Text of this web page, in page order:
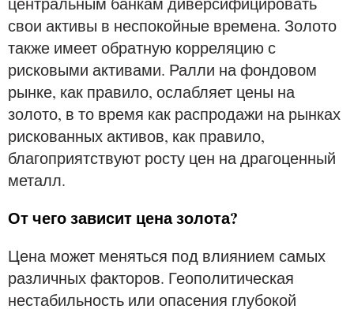
свои активы в неспокойные времена. Золото
также имеет обратную корреляцию с
рисковыми активами. Ралли на фондовом
рынке, как правило, ослабляет цены на
золото, в то время как распродажи на рынках
рискованных активов, как правило,
благоприятствуют росту цен на драгоценный
металл.
От чего зависит цена золота?
Цена может меняться под влиянием самых
различных факторов. Геополитическая
нестабильность или опасения глубокой